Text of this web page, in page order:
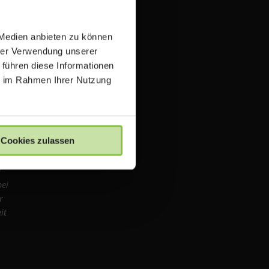
anbieten zu können
Verwendung unserer
diese Informationen
Rahmen Ihrer Nutzung
Cookies zulassen
an